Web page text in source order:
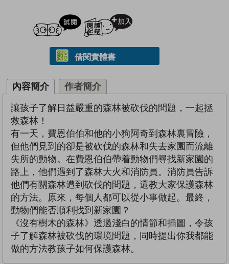
試閲
借閱實體書
內容簡介 作者簡介
讓孩子了解日益嚴重的森林被砍伐的問題，一起拯
救森林！
有一天，費恩伯伯和他的小狗阿奇到森林裏冒險，
但他們見到的卻是被砍伐的森林和失去家園而流離
失所的動物。在費恩伯伯帶着動物們尋找新家園的
路上，他們遇到了森林大火和消防員。消防員告訴
他們有關森林遭到砍伐的問題，還教大家保護森林
的方法。原來，每個人都可以從小事做起。最終，
動物們能否順利找到新家園？
《沒有樹木的森林》透過淺白的情節和插圖，令孩
子了解森林被砍伐的環境問題，同時提出你我都能
做的方法教孩子如何保護森林。